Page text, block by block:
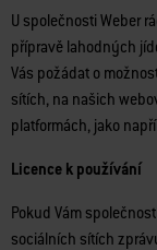
U společnosti Weber
přípravě lahodných
Vás požádat o
sítích, na našich
platformách, jako
Licence k používání
Pokud Vám
sociálních sítích